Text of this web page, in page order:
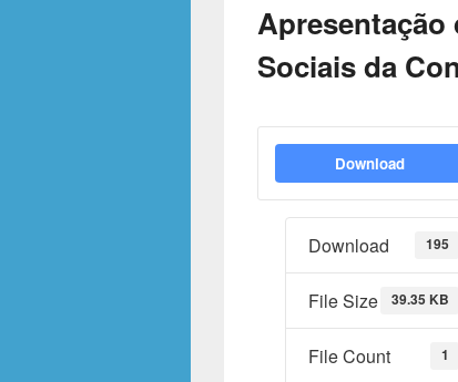
Apresentação
Sociais da
Download
Download 195
File Size 39.35 KB
File Count 1